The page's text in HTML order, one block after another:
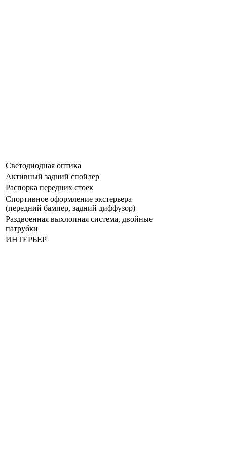
Светодиодная оптика
Активный задний спойлер
Распорка передних стоек
Спортивное оформление экстерьера
(передний бампер, задний диффузор)
Раздвоенная выхлопная система, двойные
патрубки
ИНТЕРЬЕР